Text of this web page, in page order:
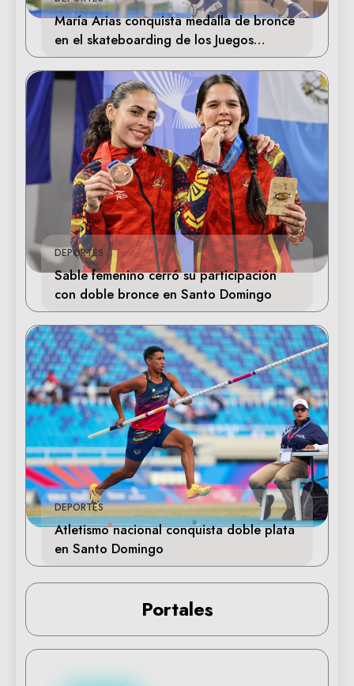
María Arias conquista medalla de bronce
en el skateboarding de los Juegos
Centroamericanos
DEPORTES
Sable femenino cerró su participación
con doble bronce en Santo Domingo
DEPORTES
Atletismo nacional conquista doble plata
en Santo Domingo
Portales